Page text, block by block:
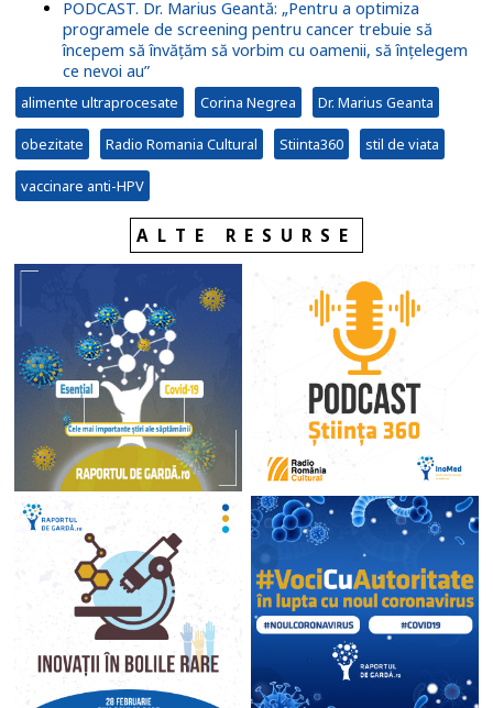
PODCAST. Dr. Marius Geantă: „Pentru a optimiza
programele de screening pentru cancer trebuie să
începem să învățăm să vorbim cu oamenii, să înțelegem
ce nevoi au”
alimente ultraprocesate Corina Negrea Dr. Marius Geanta
obezitate Radio Romania Cultural Stiinta360 stil de viata
vaccinare anti-HPV
ALTE RESURSE